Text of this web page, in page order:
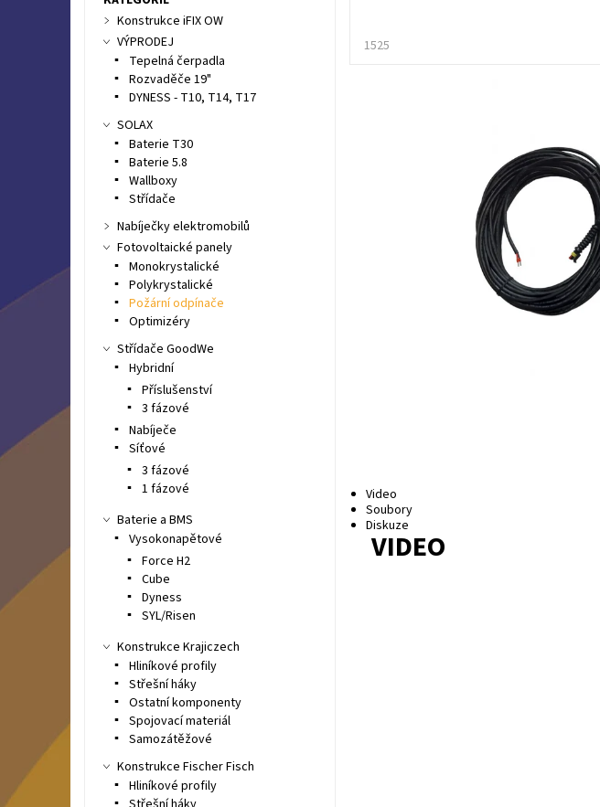
1525
Video
Soubory
Diskuze
VIDEO
Konstrukce iFIX OW
VÝPRODEJ
Tepelná čerpadla
Rozvaděče 19"
DYNESS - T10, T14, T17
SOLAX
Baterie T30
Baterie 5.8
Wallboxy
Střídače
Nabíječky elektromobilů
Fotovoltaické panely
Monokrystalické
Polykrystalické
Požární odpínače
Optimizéry
Střídače GoodWe
Hybridní
Příslušenství
3 fázové
Nabíječe
Síťové
3 fázové
1 fázové
Baterie a BMS
Vysokonapětové
Force H2
Cube
Dyness
SYL/Risen
Konstrukce Krajiczech
Hliníkové profily
Střešní háky
Ostatní komponenty
Spojovací materiál
Samozátěžové
Konstrukce Fischer Fisch
Hliníkové profily